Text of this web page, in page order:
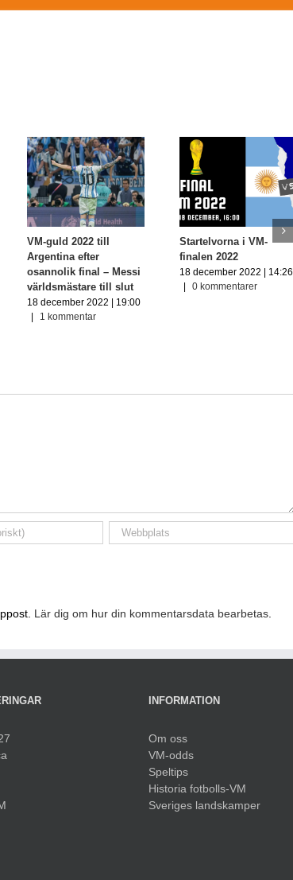
VM-guld 2022 till
Argentina efter
osannolik final – Messi
världsmästare till slut
18 december 2022 | 19:00
1 kommentar
Startelvorna i VM-
finalen 2022
18 december 2022 | 14:26
0 kommentarer
Lär dig om hur din kommentarsdata bearbetas.
INFORMATION
Om oss
VM-odds
Speltips
Historia fotbolls-VM
Sveriges landskamper